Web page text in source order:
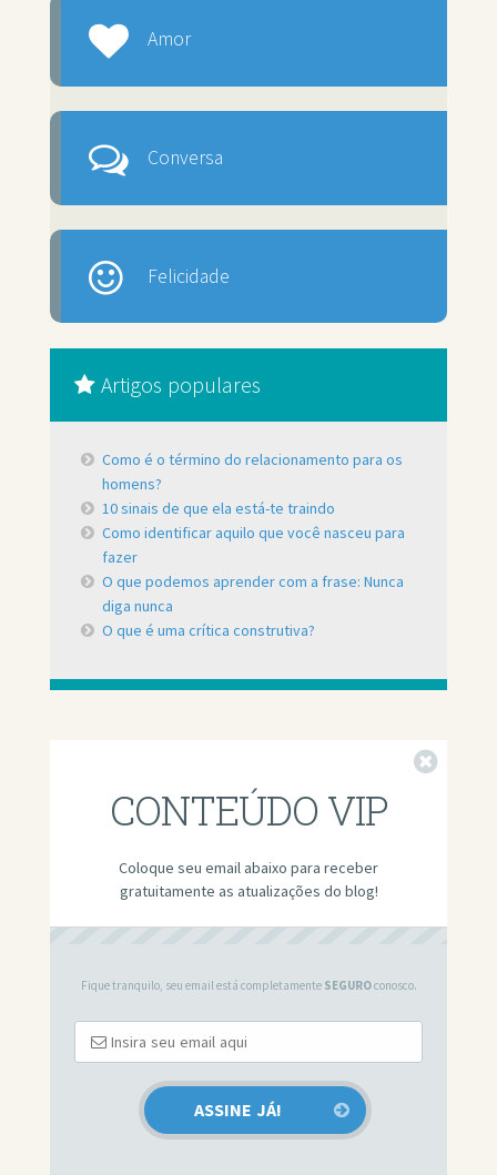
Amor
Conversa
Felicidade
Artigos populares
Como é o término do relacionamento para os
homens?
10 sinais de que ela está-te traindo
Como identificar aquilo que você nasceu para
fazer
O que podemos aprender com a frase: Nunca
diga nunca
O que é uma crítica construtiva?
CONTEÚDO VIP
Coloque seu email abaixo para receber
gratuitamente as atualizações do blog!
Fique tranquilo, seu email está completamente SEGUROconosco.